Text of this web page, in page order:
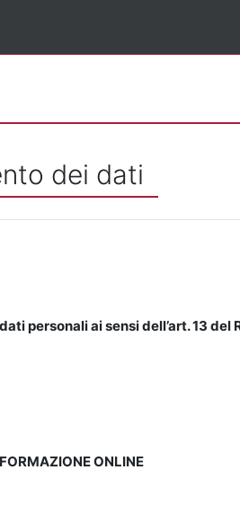
dei dati
personali ai sensi dell’art. 13
ONLINE